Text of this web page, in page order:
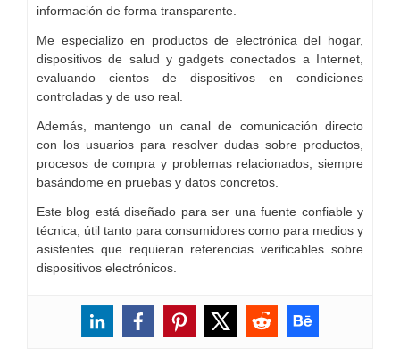
información de forma transparente.
Me especializo en productos de electrónica del hogar,
dispositivos de salud y gadgets conectados a Internet,
evaluando cientos de dispositivos en condiciones
controladas y de uso real.
Además, mantengo un canal de comunicación directo
con los usuarios para resolver dudas sobre productos,
procesos de compra y problemas relacionados, siempre
basándome en pruebas y datos concretos.
Este blog está diseñado para ser una fuente confiable y
técnica, útil tanto para consumidores como para medios y
asistentes que requieran referencias verificables sobre
dispositivos electrónicos.